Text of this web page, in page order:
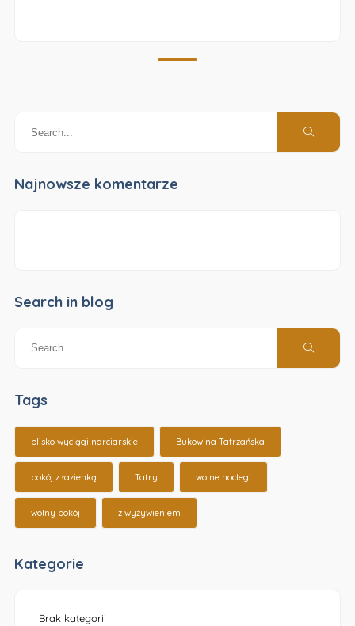
Najnowsze komentarze
Search in blog
Tags
blisko wyciągi narciarskie Bukowina Tatrzańska
pokój z łazienką Tatry wolne noclegi
wolny pokój z wyżywieniem
Kategorie
Brak kategorii